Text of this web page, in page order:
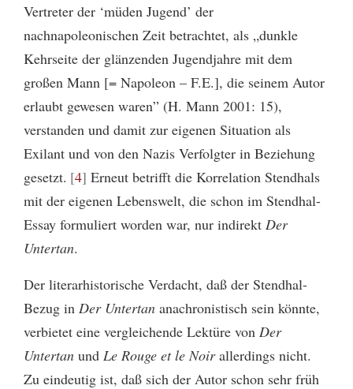
Vertreter der ‘müden Jugend’ der
nachnapoleonischen Zeit betrachtet, als „dunkle
Kehrseite der glänzenden Jugendjahre mit dem
großen Mann [= Napoleon – F.E.], die seinem Autor
erlaubt gewesen waren” (H. Mann 2001: 15),
verstanden und damit zur eigenen Situation als
Exilant und von den Nazis Verfolgter in Beziehung
gesetzt. 4 Erneut betrifft die Korrelation Stendhals
mit der eigenen Lebenswelt, die schon im Stendhal-
Essay formuliert worden war, nur indirekt Der
Untertan.
Der literarhistorische Verdacht, daß der Stendhal-
Bezug in Der Untertan anachronistisch sein könnte,
verbietet eine vergleichende Lektüre von Der
Untertan und Le Rouge et le Noirallerdings nicht.
Zu eindeutig ist, daß sich der Autor schon sehr früh